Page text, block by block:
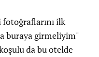
ilk
buraya girmeliyim"
da bu otelde